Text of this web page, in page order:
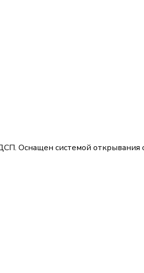
Оснащен системой открывания